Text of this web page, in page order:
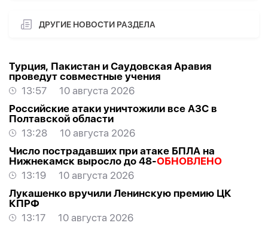
ДРУГИЕ НОВОСТИ РАЗДЕЛА
Турция, Пакистан и Саудовская Аравия
проведут совместные учения
13:57
10 августа 2026
Российские атаки уничтожили все АЗС в
Полтавской области
13:28
10 августа 2026
Число пострадавших при атаке БПЛА на
Нижнекамск выросло до 48-ОБНОВЛЕНО
13:19
10 августа 2026
Лукашенко вручили Ленинскую премию ЦК
КПРФ
13:17
10 августа 2026